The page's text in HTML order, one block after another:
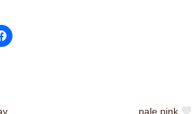
pale pink